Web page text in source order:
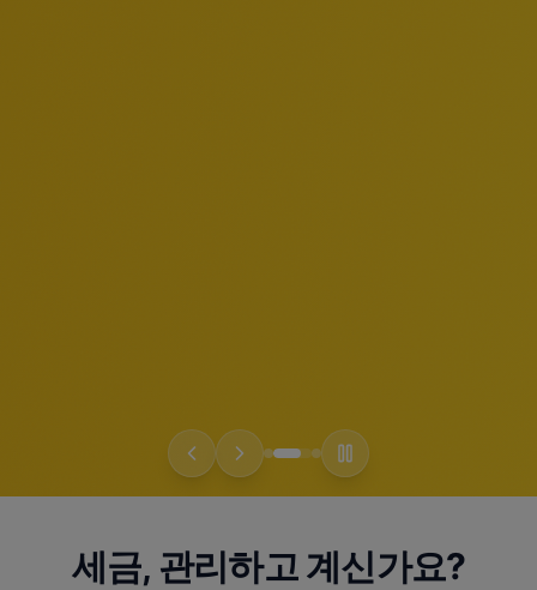
세금, 관리하고 계신가요?